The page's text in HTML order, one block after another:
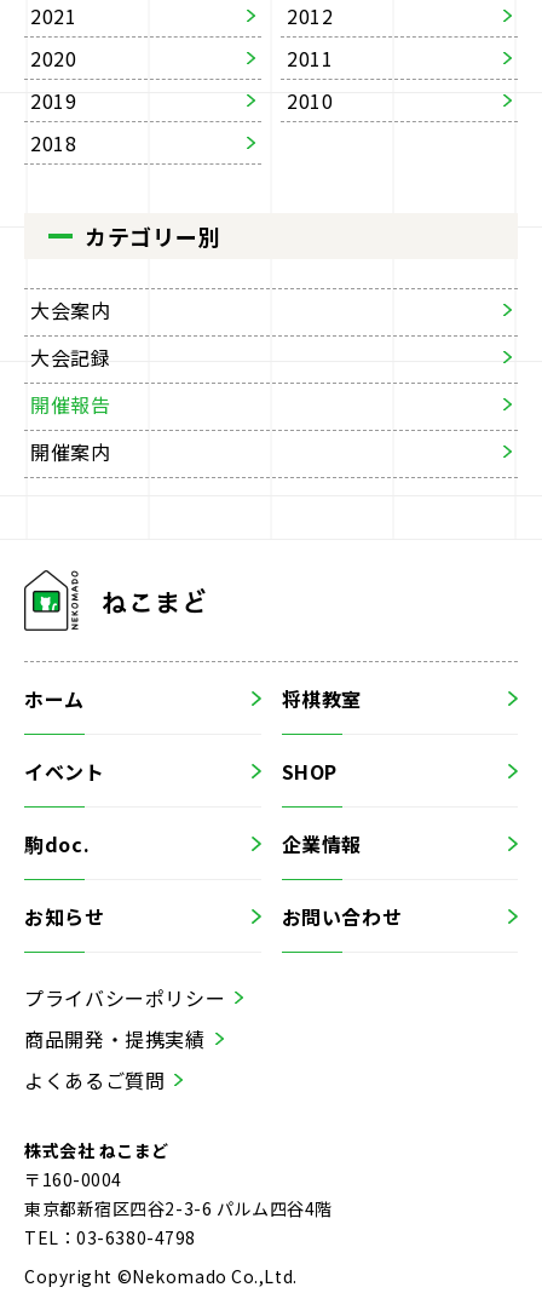
2021
2020
2019
2018
2012
2011
2010
カテゴリー別
大会案内
大会記録
開催報告
開催案内
ホーム 将棋教室
イベント SHOP
駒doc. 企業情報
お知らせ お問い合わせ
プライバシーポリシー
商品開発・提携実績
よくあるご質問
株式会社 ねこまど
〒160-0004
東京都新宿区四谷2-3-6 パルム四谷4階
TEL：03-6380-4798
Copyright ©Nekomado Co.,Ltd.